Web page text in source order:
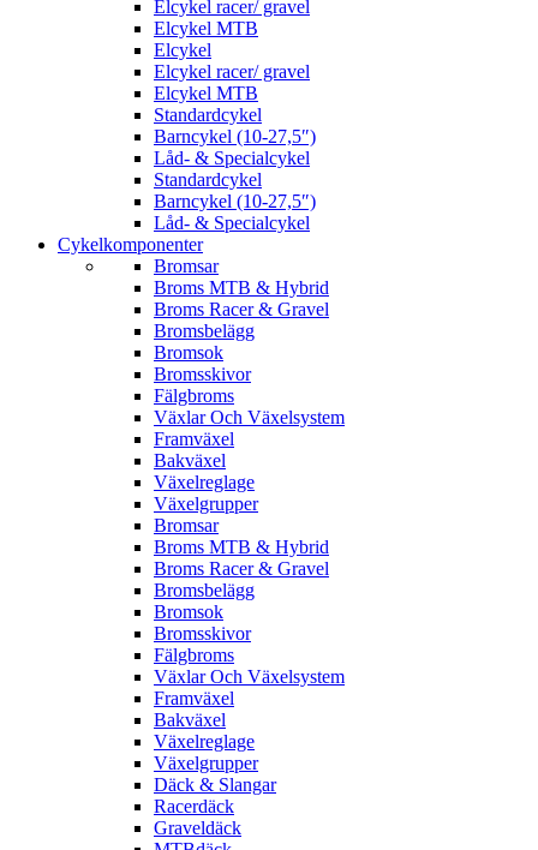
Elcykel racer/ gravel
Elcykel MTB
Elcykel
Elcykel racer/ gravel
Elcykel MTB
Standardcykel
Barncykel (10-27,5″)
Låd- & Specialcykel
Standardcykel
Barncykel (10-27,5″)
Låd- & Specialcykel
Cykelkomponenter
Bromsar
Broms MTB & Hybrid
Broms Racer & Gravel
Bromsbelägg
Bromsok
Bromsskivor
Fälgbroms
Växlar Och Växelsystem
Framväxel
Bakväxel
Växelreglage
Växelgrupper
Bromsar
Broms MTB & Hybrid
Broms Racer & Gravel
Bromsbelägg
Bromsok
Bromsskivor
Fälgbroms
Växlar Och Växelsystem
Framväxel
Bakväxel
Växelreglage
Växelgrupper
Däck & Slangar
Racerdäck
Graveldäck